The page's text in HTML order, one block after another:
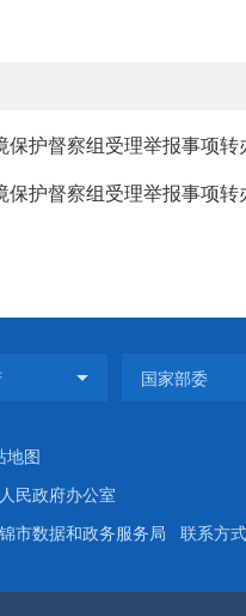
保护督察组受理举报事项
保护督察组受理举报事项
地图
人民政府办公室
市数据和政务服务局 联系方